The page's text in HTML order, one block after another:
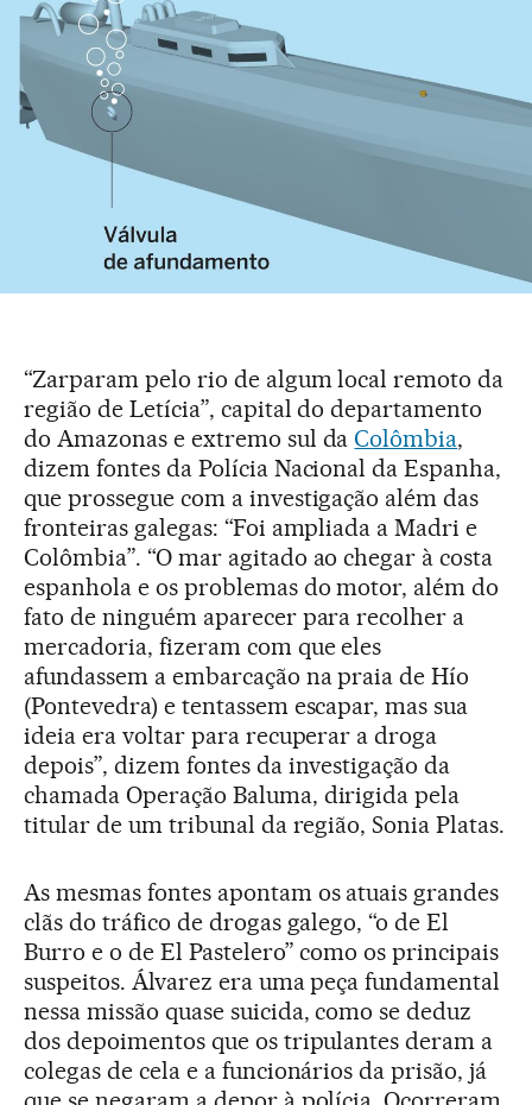
“Zarparam pelo rio de algum local remoto da
região de Letícia”, capital do departamento
do Amazonas e extremo sul daColômbia,
dizem fontes da Polícia Nacional da Espanha,
que prossegue com a investigação além das
fronteiras galegas: “Foi ampliada a Madri e
Colômbia”. “O mar agitado ao chegar à costa
espanhola e os problemas do motor, além do
fato de ninguém aparecer para recolher a
mercadoria, fizeram com que eles
afundassem a embarcação na praia de Hío
(Pontevedra) e tentassem escapar, mas sua
ideia era voltar para recuperar a droga
depois”, dizem fontes da investigação da
chamada Operação Baluma, dirigida pela
titular de um tribunal da região, Sonia Platas.
As mesmas fontes apontam os atuais grandes
clãs do tráfico de drogas galego, “o de El
Burro e o de El Pastelero” como os principais
suspeitos. Álvarez era uma peça fundamental
nessa missão quase suicida, como se deduz
dos depoimentos que os tripulantes deram a
colegas de cela e a funcionários da prisão, já